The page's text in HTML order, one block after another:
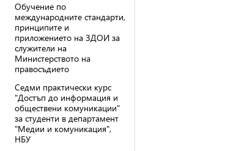
Обучение по
международните стандарти,
принципите и
приложението на ЗДОИ за
служители на
Министерството на
правосъдието
Седми практически курс
"Достъп до информация и
обществени комуникации"
за студенти в департамент
"Медии и комуникация",
НБУ